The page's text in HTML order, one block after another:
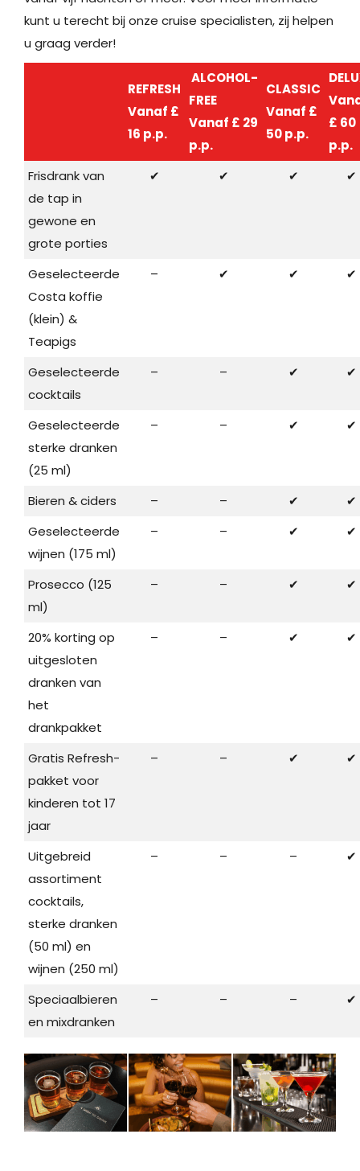
kunt u terecht bij onze cruise specialisten, zij helpen
u graag verder!
REFRESH
Vanaf £
16 p.p.
ALCOHOL-
FREE
Vanaf £ 29
p.p.
CLASSIC
Vanaf £
50 p.p.
£ 60
p.p.
Frisdrank van
de tap in
gewone en
grote porties
✔ ✔ ✔ ✔
Geselecteerde
Costa koffie
(klein) &
Teapigs
– ✔ ✔ ✔
Geselecteerde
cocktails
– – ✔ ✔
Geselecteerde
sterke dranken
(25 ml)
– – ✔ ✔
Bieren & ciders – – ✔
✔
Geselecteerde
wijnen (175 ml)
– – ✔ ✔
Prosecco (125
ml)
– – ✔ ✔
20% korting op
uitgesloten
dranken van
het
drankpakket
– – ✔ ✔
Gratis Refresh-
pakket voor
kinderen tot 17
jaar
– – ✔ ✔
Uitgebreid
assortiment
cocktails,
sterke dranken
(50 ml) en
wijnen (250 ml)
– – – ✔
Speciaalbieren
en mixdranken
– – – ✔